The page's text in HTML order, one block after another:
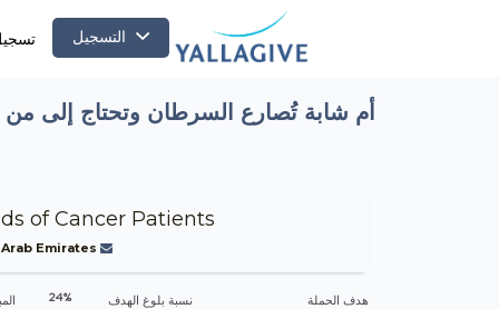
of Cancer Patients
Emirates
نسبة بلوغ الهدف 24% هدف الحملة